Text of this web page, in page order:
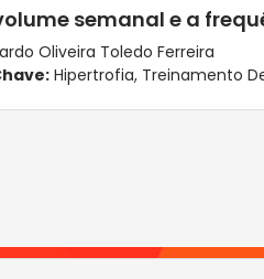
semanal e a
Oliveira Toledo Ferreira
Hipertrofia, Treinamento